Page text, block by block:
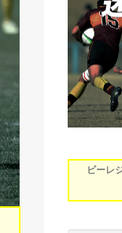
ビーレ